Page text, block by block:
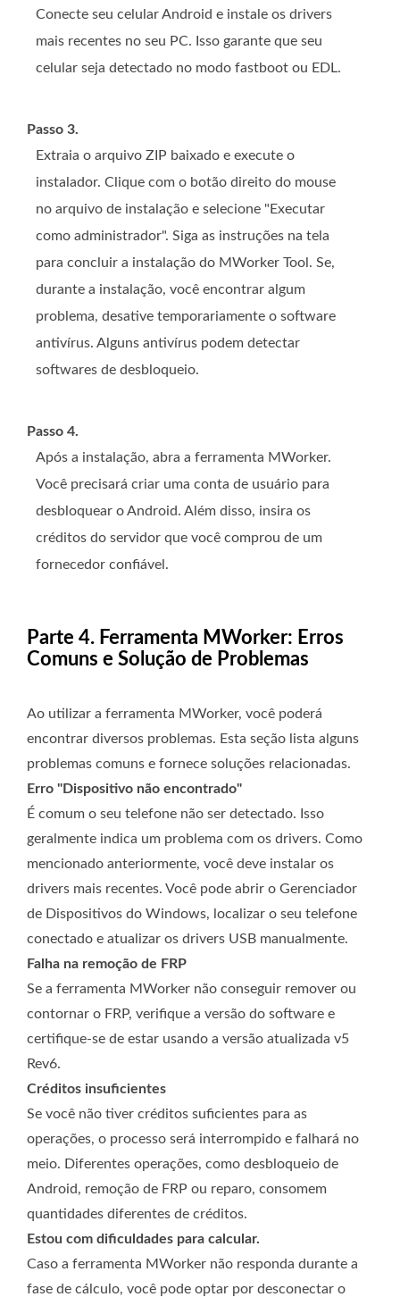
Conecte seu celular Android e instale os drivers
mais recentes no seu PC. Isso garante que seu
celular seja detectado no modo fastboot ou EDL.
Passo 3.
Extraia o arquivo ZIP baixado e execute o
instalador. Clique com o botão direito do mouse
no arquivo de instalação e selecione "Executar
como administrador". Siga as instruções na tela
para concluir a instalação do MWorker Tool. Se,
durante a instalação, você encontrar algum
problema, desative temporariamente o software
antivírus. Alguns antivírus podem detectar
softwares de desbloqueio.
Passo 4.
Após a instalação, abra a ferramenta MWorker.
Você precisará criar uma conta de usuário para
desbloquear o Android. Além disso, insira os
créditos do servidor que você comprou de um
fornecedor confiável.
Parte 4. Ferramenta MWorker: Erros
Comuns e Solução de Problemas
Ao utilizar a ferramenta MWorker, você poderá
encontrar diversos problemas. Esta seção lista alguns
problemas comuns e fornece soluções relacionadas.
Erro "Dispositivo não encontrado"
É comum o seu telefone não ser detectado. Isso
geralmente indica um problema com os drivers. Como
mencionado anteriormente, você deve instalar os
drivers mais recentes. Você pode abrir o Gerenciador
de Dispositivos do Windows, localizar o seu telefone
conectado e atualizar os drivers USB manualmente.
Falha na remoção de FRP
Se a ferramenta MWorker não conseguir remover ou
contornar o FRP, verifique a versão do software e
certifique-se de estar usando a versão atualizada v5
Rev6.
Créditos insuficientes
Se você não tiver créditos suficientes para as
operações, o processo será interrompido e falhará no
meio. Diferentes operações, como desbloqueio de
Android, remoção de FRP ou reparo, consomem
quantidades diferentes de créditos.
Estou com dificuldades para calcular.
Caso a ferramenta MWorker não responda durante a
fase de cálculo, você pode optar por desconectar o